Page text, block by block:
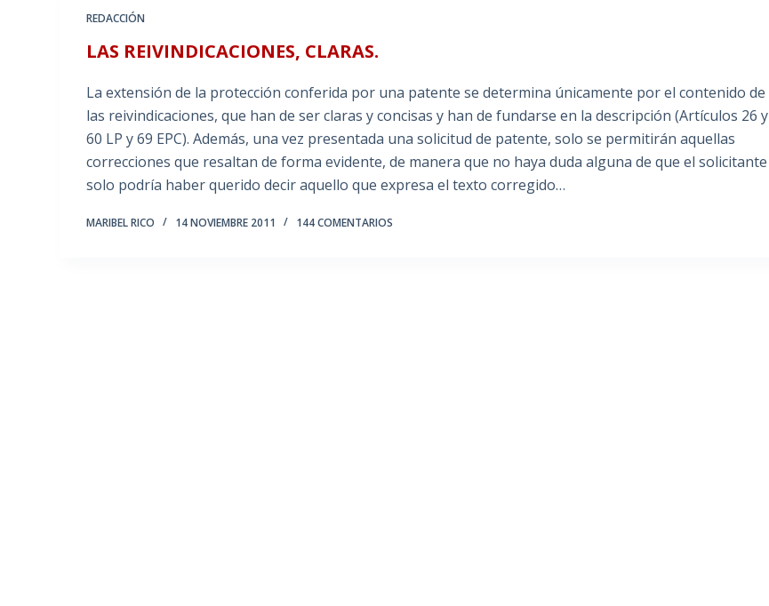
REDACCIÓN
LAS REIVINDICACIONES, CLARAS.
La extensión de la protección conferida por una patente se determina únicamente por el contenido de
las reivindicaciones, que han de ser claras y concisas y han de fundarse en la descripción (Artículos 26 y
60 LP y 69 EPC). Además, una vez presentada una solicitud de patente, solo se permitirán aquellas
correcciones que resaltan de forma evidente, de manera que no haya duda alguna de que el solicitante
solo podría haber querido decir aquello que expresa el texto corregido…
MARIBEL RICO 14 NOVIEMBRE 2011 144 COMENTARIOS